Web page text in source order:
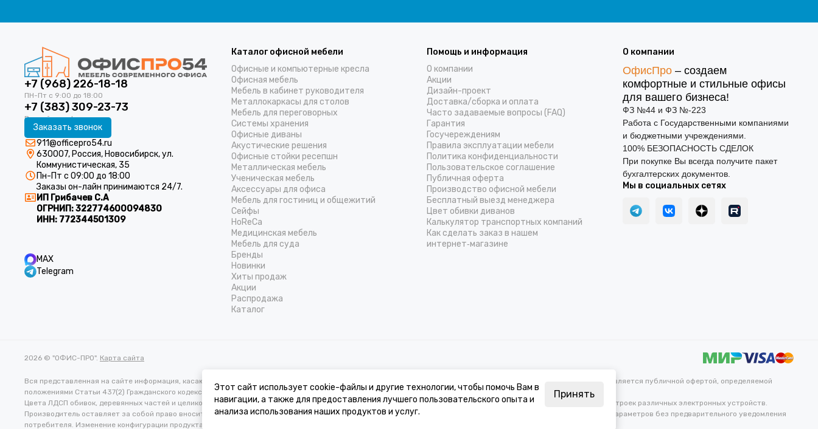
+7 (968) 226-18-18
+7 (383) 309-23-73
Заказать звонок
911@officepro54.ru
630007, Россия, Новосибирск, ул.
Коммунистическая, 35
Пн-Пт с 09:00 до 18:00
Заказы он-лайн принимаются 24/7.
ИП Грибачев С.А
ОГРНИП:322774600094830
ИНН: 772344501309
MAX
Telegram
Каталог офисной мебели
Офисные и компьютерные кресла
Офисная мебель
Мебель в кабинет руководителя
Металлокаркасы для столов
Мебель для переговорных
Системы хранения
Офисные диваны
Акустические решения
Офисные стойки ресепшн
Металлическая мебель
Ученическая мебель
Аксессуары для офиса
Мебель для гостиниц и общежитий
Cейфы
HoReCa
Медицинская мебель
Мебель для суда
Бренды
Новинки
Хиты продаж
Акции
Распродажа
Каталог
Помощь и информация
О компании
Акции
Дизайн-проект
Доставка/cборка и оплата
Часто задаваемые вопросы (FAQ)
Гарантия
Госучереждениям
Правила эксплуатации мебели
Политика конфиденциальности
Пользовательское соглашение
Публичная оферта
Производство офисной мебели
Бесплатный выезд менеджера
Цвет обивки диванов
Калькулятор транспортных компаний
Как сделать заказ в нашем
интернет‑магазине
О компании
ОфисПро– создаем
комфортные и стильные офисы
для вашего бизнеса!
ФЗ №44 и ФЗ №-223
Работа с Государственными компаниями
и бюджетными учреждениями.
100% БЕЗОПАСНОСТЬ СДЕЛОК
При покупке Вы всегда получите пакет
бухгалтерских документов.
Мы в социальных сетях
2026 © "ОФИС-ПРО". Карта сайта
Вся представленная на сайте информация, касающаяся характеристик, стоимости товаров и услуг, носит информационный характер и ни при каких условиях не является публичной офертой, определяемой
положениями Статьи 437(2) Гражданского кодекса РФ.
Цвета ЛДСП обивок, деревянных частей и целиковых изделий в реальности может отличаться от изображения на сайте ввиду особенностей цветопередачи и настроек различных электронных устройств.
Производитель оставляет за собой право вносить изменения в технические и иные характеристики изделий для улучшения их эксплуатационных и технических параметров без предварительного уведомления
потребителя. Изменение конфигурации продукта не является основанием для возврата/обмена продукции.
Этот сайт использует cookie-файлы и другие технологии, чтобы помочь Вам в
навигации, а также для предоставления лучшего пользовательского опыта и
анализа использования наших продуктов и услуг.
Принять